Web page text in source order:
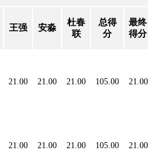
王强 安淼
杜春
联
总得
分
最终
得分
21.00 21.00 21.00 105.00 21.00
21.00 21.00 21.00 105.00 21.00